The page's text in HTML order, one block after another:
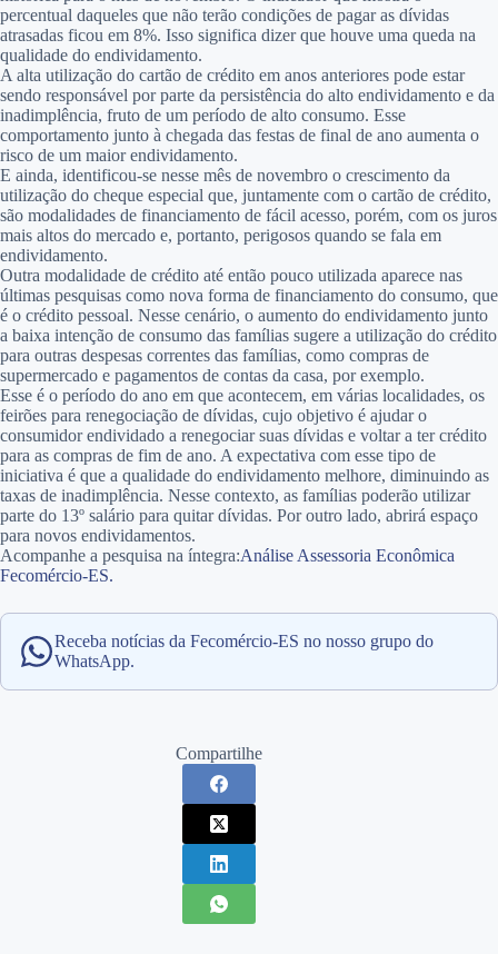
percentual daqueles que não terão condições de pagar as dívidas
atrasadas ficou em 8%. Isso significa dizer que houve uma queda na
qualidade do endividamento.
A alta utilização do cartão de crédito em anos anteriores pode estar
sendo responsável por parte da persistência do alto endividamento e da
inadimplência, fruto de um período de alto consumo. Esse
comportamento junto à chegada das festas de final de ano aumenta o
risco de um maior endividamento.
E ainda, identificou-se nesse mês de novembro o crescimento da
utilização do cheque especial que, juntamente com o cartão de crédito,
são modalidades de financiamento de fácil acesso, porém, com os juros
mais altos do mercado e, portanto, perigosos quando se fala em
endividamento.
Outra modalidade de crédito até então pouco utilizada aparece nas
últimas pesquisas como nova forma de financiamento do consumo, que
é o crédito pessoal. Nesse cenário, o aumento do endividamento junto
a baixa intenção de consumo das famílias sugere a utilização do crédito
para outras despesas correntes das famílias, como compras de
supermercado e pagamentos de contas da casa, por exemplo.
Esse é o período do ano em que acontecem, em várias localidades, os
feirões para renegociação de dívidas, cujo objetivo é ajudar o
consumidor endividado a renegociar suas dívidas e voltar a ter crédito
para as compras de fim de ano. A expectativa com esse tipo de
iniciativa é que a qualidade do endividamento melhore, diminuindo as
taxas de inadimplência. Nesse contexto, as famílias poderão utilizar
parte do 13º salário para quitar dívidas. Por outro lado, abrirá espaço
para novos endividamentos.
Acompanhe a pesquisa na íntegra:Análise Assessoria Econômica
Fecomércio-ES.
Receba notícias da Fecomércio-ES no nosso grupo do
WhatsApp.
Compartilhe